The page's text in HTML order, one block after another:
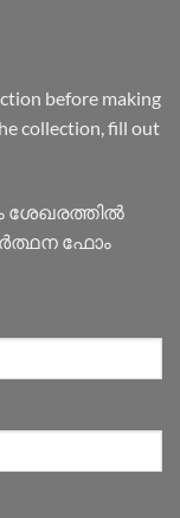
before making
collection, fill out
ശേഖരത്തിൽ
ഫോം